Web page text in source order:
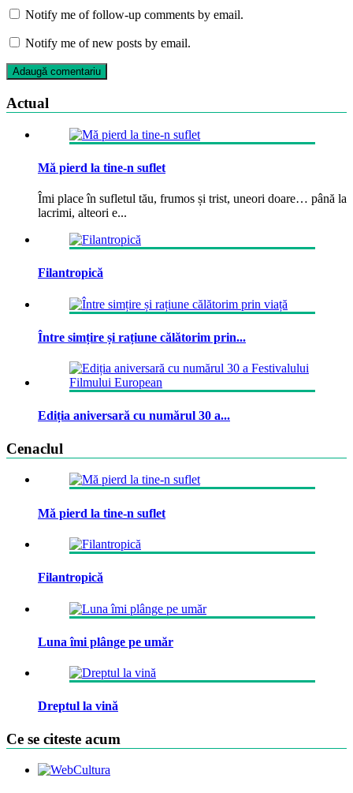
Notify me of follow-up comments by email.
Notify me of new posts by email.
Actual
Mă pierd la tine-n suflet
Îmi place în sufletul tău, frumos și trist, uneori doare… până la
lacrimi, alteori e...
Filantropică
Între simțire și rațiune călătorim prin...
Ediția aniversară cu numărul 30 a...
Cenaclul
Mă pierd la tine-n suflet
Filantropică
Luna îmi plânge pe umăr
Dreptul la vină
Ce se citeste acum